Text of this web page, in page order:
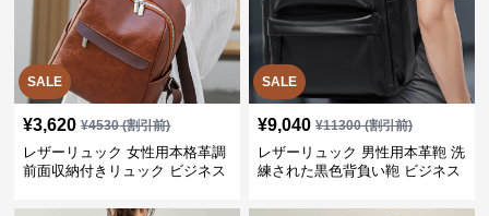
SALE
¥3,620 ¥4530(割引前)
レザーリュック 女性用本格革調
前面収納付きリュック ビジネス
SALE
¥9,040 ¥11300(割引前)
レザーリュック 男性用本革鞄 洗
練された黒色背負い鞄 ビジネス